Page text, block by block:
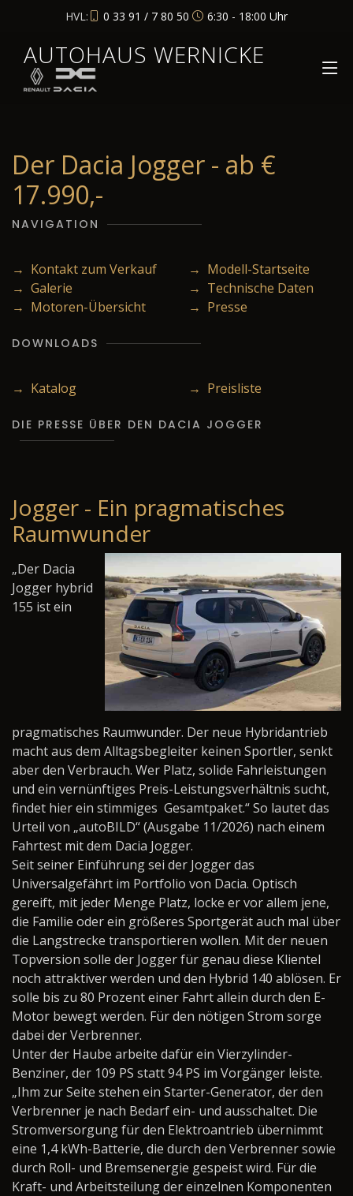
HVL: 0 33 91 / 7 80 50 6:30 - 18:00 Uhr
AUTOHAUS WERNICKE
Der Dacia Jogger - ab €
17.990,-
NAVIGATION
→ Kontakt zum Verkauf
→ Modell-Startseite
→ Galerie
→ Technische Daten
→ Motoren-Übersicht
→ Presse
DOWNLOADS
→ Katalog → Preisliste
DIE PRESSE ÜBER DEN DACIA JOGGER
Jogger - Ein pragmatisches
Raumwunder
„Der Dacia
Jogger hybrid
155 ist ein
pragmatisches Raumwunder. Der neue Hybridantrieb
macht aus dem Alltagsbegleiter keinen Sportler, senkt
aber den Verbrauch. Wer Platz, solide Fahrleistungen
und ein vernünftiges Preis-Leistungsverhältnis sucht,
findet hier ein stimmiges Gesamtpaket.“ So lautet das
Urteil von „autoBILD“ (Ausgabe 11/2026) nach einem
Fahrtest mit dem Dacia Jogger.
Seit seiner Einführung sei der Jogger das
Universalgefährt im Portfolio von Dacia. Optisch
gereift, mit jeder Menge Platz, locke er vor allem jene,
die Familie oder ein größeres Sportgerät auch mal über
die Langstrecke transportieren wollen. Mit der neuen
Topversion solle der Jogger für genau diese Klientel
noch attraktiver werden und den Hybrid 140 ablösen. Er
solle bis zu 80 Prozent einer Fahrt allein durch den E-
Motor bewegt werden. Für den nötigen Strom sorge
dabei der Verbrenner.
Unter der Haube arbeite dafür ein Vierzylinder-
Benziner, der 109 PS statt 94 PS im Vorgänger leiste.
„Ihm zur Seite stehen ein Starter-Generator, der den
Verbrenner je nach Bedarf ein- und ausschaltet. Die
Stromversorgung für den Elektroantrieb übernimmt
eine 1,4 kWh-Batterie, die durch den Verbrenner sowie
durch Roll- und Bremsenergie gespeist wird. Für die
Kraft- und Arbeitsteilung der einzelnen Komponenten